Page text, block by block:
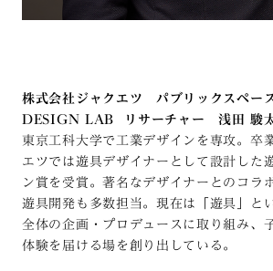
株式会社ジャクエツ パブリックスペ
DESIGN LAB リサーチャー 浅田 駿
東京工科大学で工業デザインを専攻。卒
エツでは遊具デザイナーとして設計した
ン賞を受賞。著名なデザイナーとのコラ
遊具開発も多数担当。現在は「遊具」と
全体の企画・プロデュースに取り組み、
体験を届ける場を創り出している。